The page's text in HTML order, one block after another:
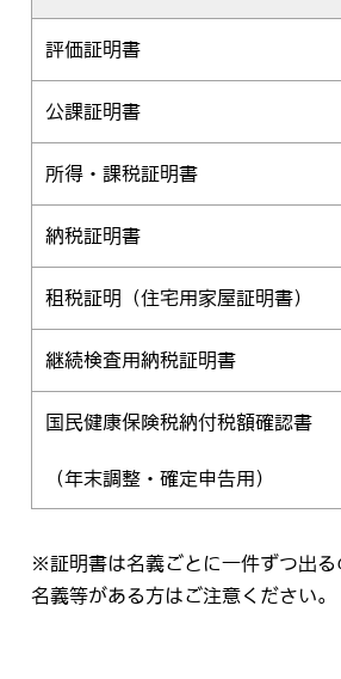
評価証明書
公課証明書
所得・課税証明書
納税証明書
租税証明（住宅用家屋証明書）
継続検査用納税証明書
国民健康保険税納付税額確認書
（年末調整・確定申告用）
※証明書は名義ごとに一件ずつ出る
名義等がある方はご注意ください。